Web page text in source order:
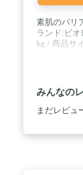
素肌のバリ
ランド:ビ
kg / ‎商品サ
みんなの
まだレビュ